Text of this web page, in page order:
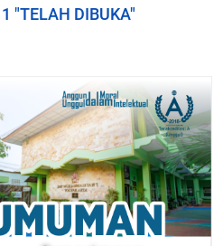
"TELAH DIBUKA"